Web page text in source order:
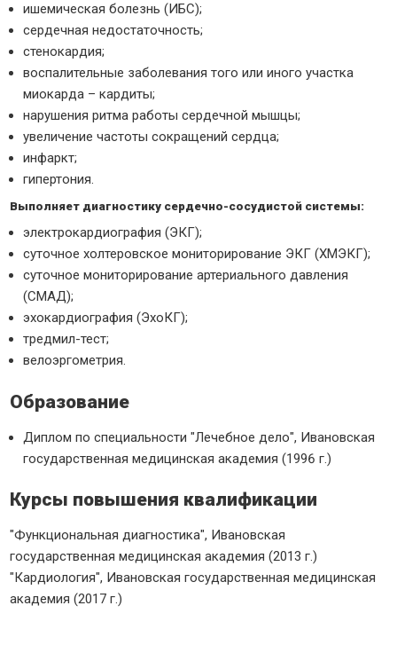
ишемическая болезнь (ИБС);
сердечная недостаточность;
стенокардия;
воспалительные заболевания того или иного участка
миокарда – кардиты;
нарушения ритма работы сердечной мышцы;
увеличение частоты сокращений сердца;
инфаркт;
гипертония.
Выполняет диагностику сердечно-сосудистой системы:
электрокардиография (ЭКГ);
суточное холтеровское мониторирование ЭКГ (ХМЭКГ);
суточное мониторирование артериального давления
(СМАД);
эхокардиография (ЭхоКГ);
тредмил-тест;
велоэргометрия.
Образование
Диплом по специальности "Лечебное дело", Ивановская
государственная медицинская академия (1996 г.)
Курсы повышения квалификации
"Функциональная диагностика", Ивановская
государственная медицинская академия (2013 г.)
"Кардиология", Ивановская государственная медицинская
академия (2017 г.)